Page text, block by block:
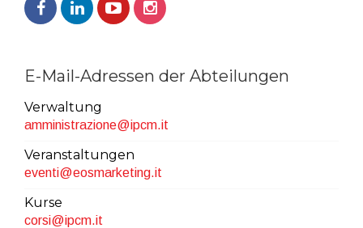
E-Mail-Adressen der Abteilungen
Verwaltung
amministrazione@ipcm.it
Veranstaltungen
eventi@eosmarketing.it
Kurse
corsi@ipcm.it